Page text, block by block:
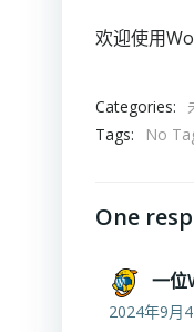
欢迎使用
Categories:
Tags:
No
One
一位
2024年9月